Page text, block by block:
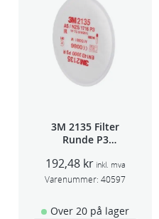
3M 2135 Filter
Runde P3
192,48 kr inkl. mva
Varenummer: 40597
Over 20 på lager